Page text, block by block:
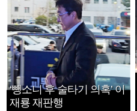
‘뺑소니 후 술타기 의혹’ 이
재룡 재판행